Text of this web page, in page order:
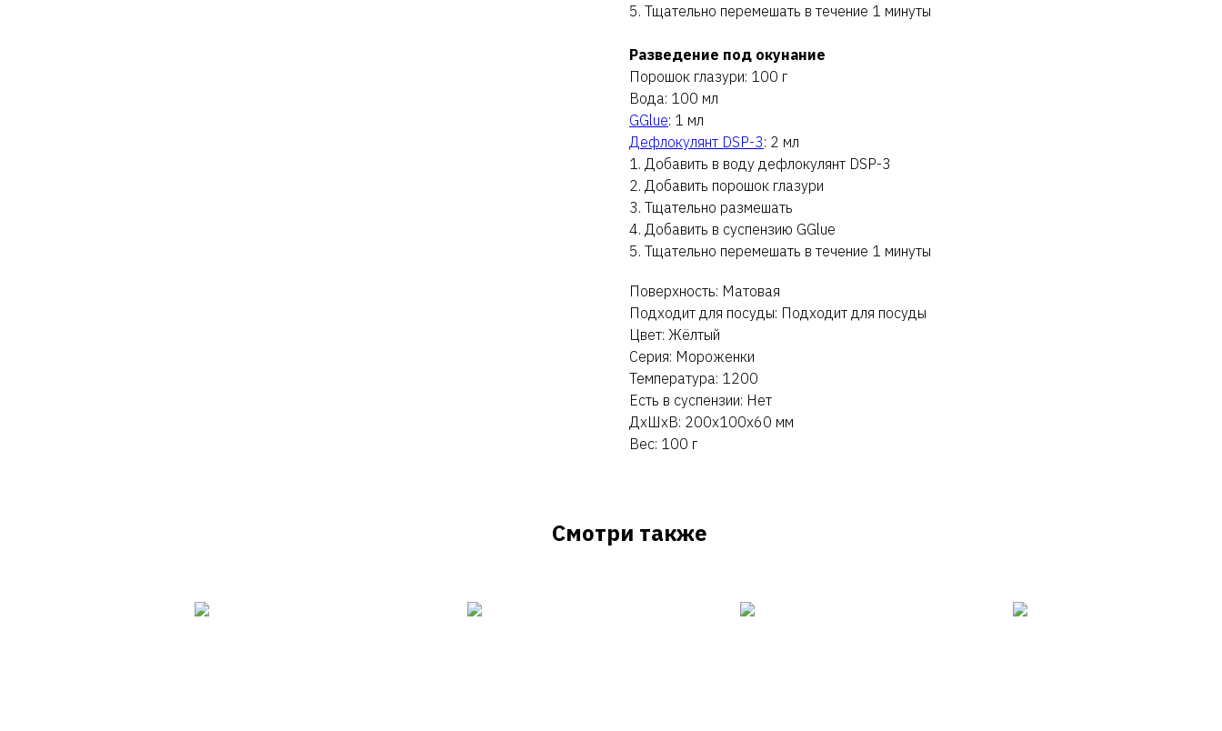
5. Тщательно перемешать в течение 1 минуты
Разведение под окунание
Порошок глазури: 100 г
Вода: 100 мл
GGlue: 1 мл
Дефлокулянт DSP-3: 2 мл
1. Добавить в воду дефлокулянт DSP-3
2. Добавить порошок глазури
3. Тщательно размешать
4. Добавить в суспензию GGlue
5. Тщательно перемешать в течение 1 минуты
Поверхность: Матовая
Подходит для посуды: Подходит для посуды
Цвет: Жёлтый
Серия: Мороженки
Температура: 1200
Есть в суспензии: Нет
ДxШxВ: 200x100x60 мм
Вес: 100 г
Смотри также